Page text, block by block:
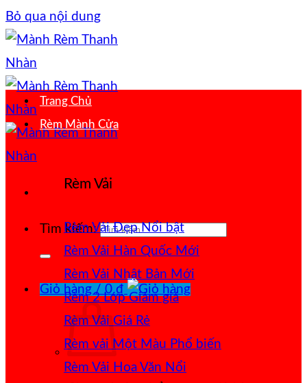
Bỏ qua nội dung
Tìm kiếm:
Giỏ hàng /0₫
Trang Chủ
Rèm Mành Cửa
Rèm Vải
Rèm Vải Đẹp
Rèm Vải Hàn Quốc
Rèm Vải Nhật Bản
Rèm 2 Lớp
Rèm Vải Giá Rẻ
Rèm vải Một Màu
Rèm Vải Hoa Văn Nổi